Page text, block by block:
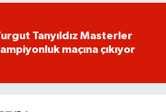
Tanyıldız Masterler
maçına çıkıyor